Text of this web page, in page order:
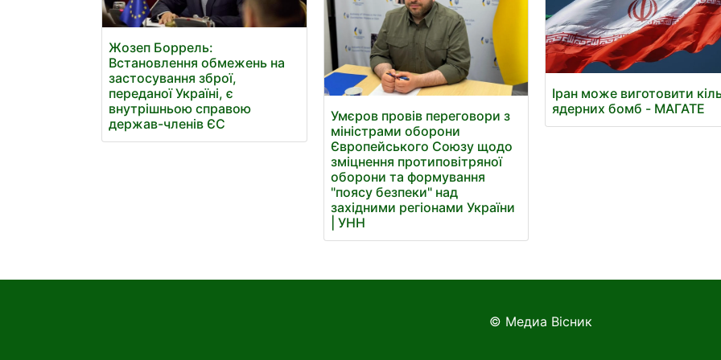
Жозеп Боррель:
Встановлення обмежень на
застосування зброї,
переданої Україні, є
внутрішньою справою
держав-членів ЄС
Умєров провів переговори з
міністрами оборони
Європейського Союзу щодо
зміцнення протиповітряної
оборони та формування
"поясу безпеки" над
західними регіонами України
| УНН
Іран може виготовити
ядерних бомб - МАГАТЕ
© Медиа Вісник